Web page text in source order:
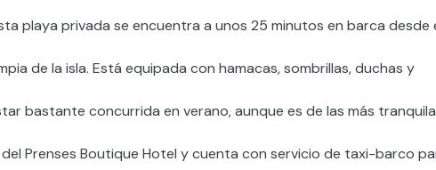
playa privada se encuentra a unos 25 minutos en barca desde
de la isla. Está equipada con hamacas, sombrillas, duchas y
bastante concurrida en verano, aunque es de las más
Prenses Boutique Hotel y cuenta con servicio de taxi-barco